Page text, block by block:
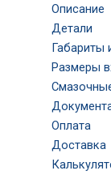
Описание
Детали
Габариты
Размеры
Оплата
Доставка